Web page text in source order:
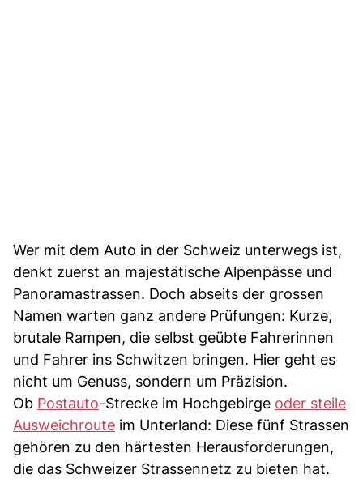
Wer mit dem Auto in der Schweiz unterwegs ist,
denkt zuerst an majestätische Alpenpässe und
Panoramastrassen. Doch abseits der grossen
Namen warten ganz andere Prüfungen: Kurze,
brutale Rampen, die selbst geübte Fahrerinnen
und Fahrer ins Schwitzen bringen. Hier geht es
nicht um Genuss, sondern um Präzision.
Ob Postauto-Strecke im Hochgebirge oder steile
Ausweichroute im Unterland: Diese fünf Strassen
gehören zu den härtesten Herausforderungen,
die das Schweizer Strassennetz zu bieten hat.